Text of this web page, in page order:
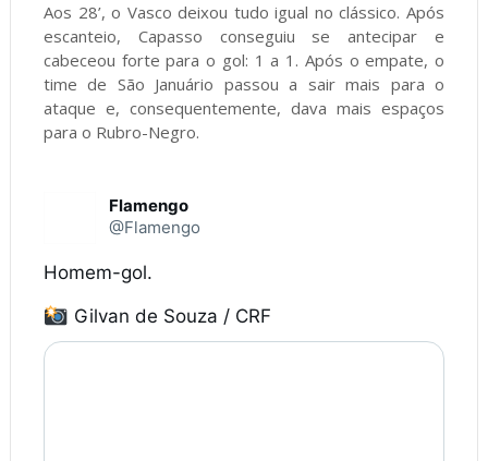
Aos 28’, o Vasco deixou tudo igual no clássico. Após
escanteio, Capasso conseguiu se antecipar e
cabeceou forte para o gol: 1 a 1. Após o empate, o
time de São Januário passou a sair mais para o
ataque e, consequentemente, dava mais espaços
para o Rubro-Negro.
Flamengo
@Flamengo
Homem-gol.
Gilvan de Souza / CRF